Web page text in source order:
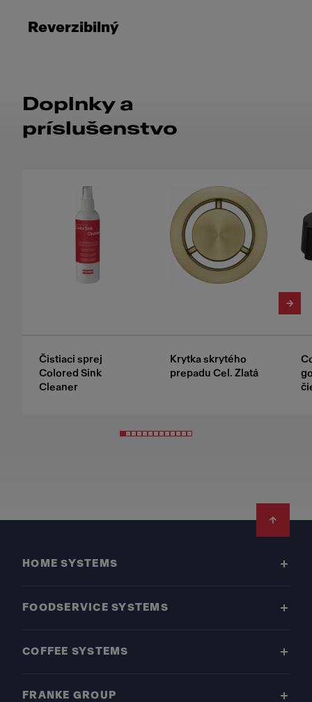
Reverzibilný
Doplnky a
príslušenstvo
Čistiaci sprej
Colored Sink
Cleaner
Krytka skrytého
prepadu Cel. Zlatá
HOME SYSTEMS
FOODSERVICE SYSTEMS
COFFEE SYSTEMS
FRANKE GROUP